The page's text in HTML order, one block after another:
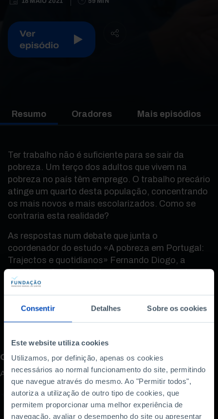
Consentir Detalhes Sobre os cookies
Este website utiliza cookies
Utilizamos, por definição, apenas os cookies
necessários ao normal funcionamento do site, permitindo
que navegue através do mesmo. Ao "Permitir todos",
autoriza a utilização de outro tipo de cookies, que
permitem proporcionar uma melhor experiência de
navegação, avaliar o desempenho do site ou apresentar
Ver
episódio
Resumo Oradores Mais episódios
Ter trabalho não é suficiente para se sair da
pobreza. Um terço dos adultos que vivem na
pobreza no país têm emprego. O trabalho precário
atinge um quarto desta população, concentrando
os mais novos e mais escolarizados. Como se
contraria esta realidade?
As respostas num debate que junta o
coordenador do estudo «A pobreza em Portugal:
Trajectos e quotidianos» Fernando Diogo, a
socióloga Ana Paula Marques e o investigador
sénior do Centro de Estudos para a Intervenção
Social Pedro Perista. A moderação é do jornalista
Pedro Santos Guerreiro.
Como avalia este conteúdo?
A sua opinião é importante.